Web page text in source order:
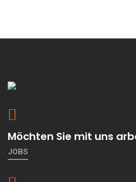
Möchten Sie mit uns
JOBS